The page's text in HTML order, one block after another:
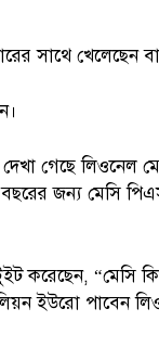
সাথে খেলেছেন
গেছে লিওনেল
জন্য মেসি
করেছেন, “মেসি
ইউরো পাবেন